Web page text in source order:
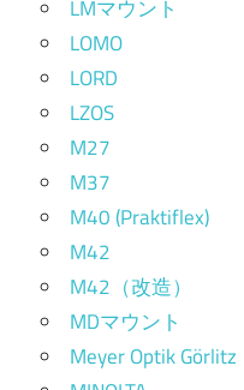
LMマウント
LOMO
LORD
LZOS
M27
M37
M40 (Praktiflex)
M42
M42（改造）
MDマウント
Meyer Optik Görlitz